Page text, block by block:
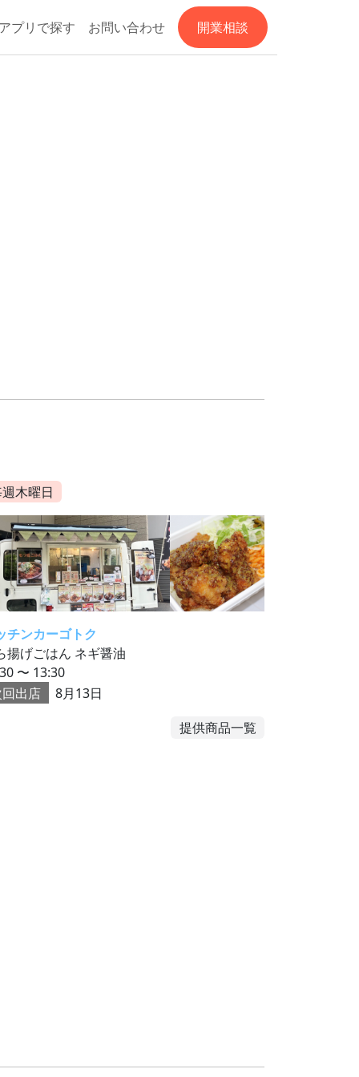
プリで探す お問い合わせ 開業相談
木曜日
チンカーゴトク
揚げごはん ネギ醤油
〜 13:30
出店
8月13日
提供商品一覧